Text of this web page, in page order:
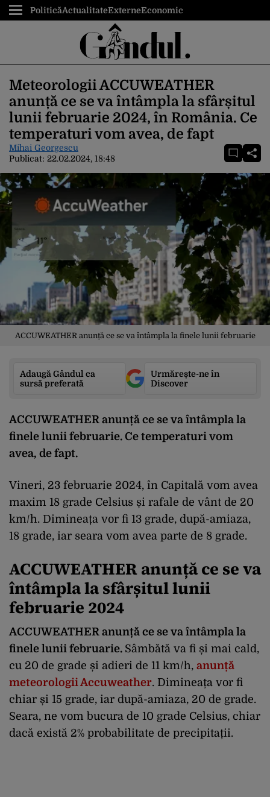
PoliticăActualitateExterneEconomic
Meteorologii ACCUWEATHER
anunță ce se va întâmpla la sfârșitul
lunii februarie 2024, în România. Ce
temperaturi vom avea, de fapt
Mihai Georgescu
Publicat: 22.02.2024, 18:48
ACCUWEATHER anunță ce se va întâmpla la finele lunii februarie
Adaugă Gândul ca
sursă preferată
Urmărește-ne în
Discover
ACCUWEATHER anunță ce se va întâmpla la
finele lunii februarie. Ce temperaturi vom
avea, de fapt.
Vineri, 23 februarie 2024, în Capitală vom avea
maxim 18 grade Celsius și rafale de vânt de 20
km/h. Dimineața vor fi 13 grade, după-amiaza,
18 grade, iar seara vom avea parte de 8 grade.
ACCUWEATHER anunță ce se va
întâmpla la sfârșitul lunii
februarie 2024
ACCUWEATHER anunță ce se va întâmpla la
finele lunii februarie. Sâmbătă va fi și mai cald,
cu 20 de grade și adieri de 11 km/h, anunță
meteorologii Accuweather. Dimineața vor fi
chiar și 15 grade, iar după-amiaza, 20 de grade.
Seara, ne vom bucura de 10 grade Celsius, chiar
dacă există 2% probabilitate de precipitații.